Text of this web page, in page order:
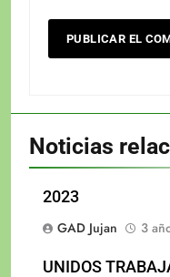
Noticias
2023
GAD Jujan
3
UNIDOS